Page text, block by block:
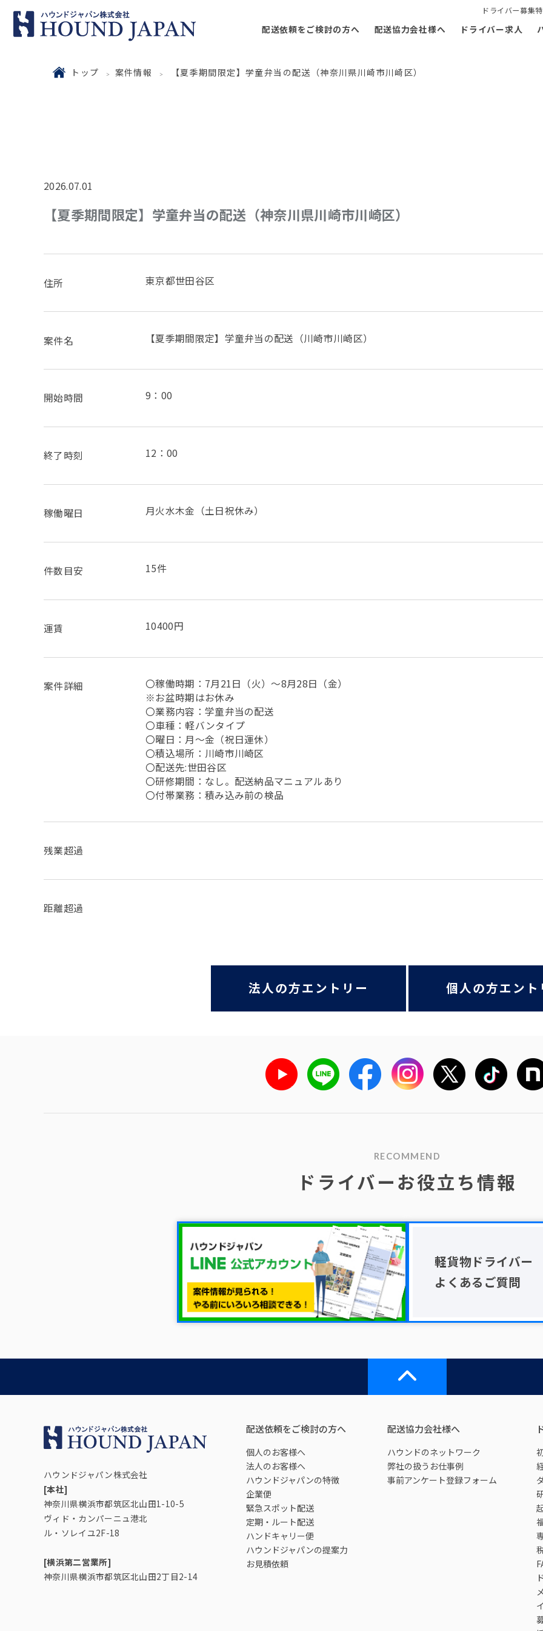
ドライバー募集
配送依頼をご検討の方へ 配送協力会社様へ ドライバー求人
トップ 案件情報 【夏季期間限定】学童弁当の配送（神奈川県川崎市川崎区）
2026.07.01
【夏季期間限定】学童弁当の配送（神奈川県川崎市川崎区）
住所 東京都世田谷区
案件名 【夏季期間限定】学童弁当の配送（川崎市川崎区）
開始時間 9：00
終了時刻 12：00
稼働曜日 月火水木金（土日祝休み）
件数目安 15件
運賃 10400円
案件詳細
〇稼働時期：7月21日（火）～8月28日（金）
※お盆時期はお休み
〇業務内容：学童弁当の配送
〇車種：軽バンタイプ
〇曜日：月～金（祝日運休）
〇積込場所：川崎市川崎区
〇配送先:世田谷区
〇研修期間：なし。配送納品マニュアルあり
〇付帯業務：積み込み前の検品
残業超過
距離超過
法人の方エントリー 個人の方エント
RECOMMEND
ドライバーお役立ち情報
軽貨物ドライバー
よくあるご質問
ハウンドジャパン株式会社
[本社]
神奈川県横浜市都筑区北山田1-10-5
ヴィド・カンパーニュ港北
ル・ソレイユ2F-18
[横浜第二営業所]
神奈川県横浜市都筑区北山田2丁目2-14
配送依頼をご検討の方へ
個人のお客様へ
法人のお客様へ
ハウンドジャパンの特徴
企業便
緊急スポット配送
定期・ルート配送
ハンドキャリー便
ハウンドジャパンの提案力
お見積依頼
配送協力会社様へ
ハウンドのネットワーク
弊社の扱うお仕事例
事前アンケート登録フォーム